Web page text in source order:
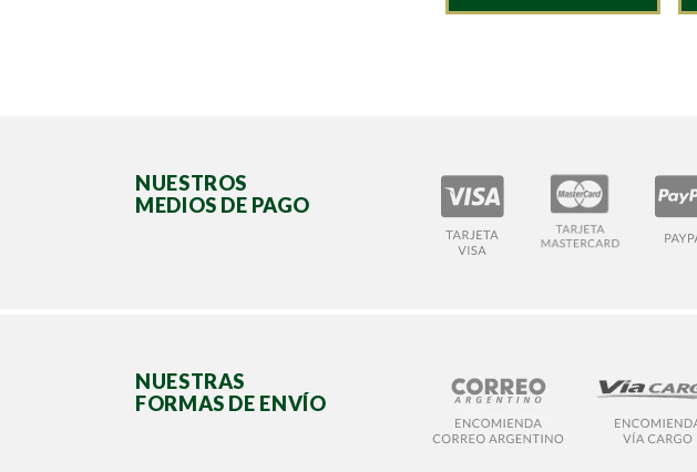
NUESTROS
MEDIOS DE PAGO
NUESTRAS
FORMAS DE ENVÍO